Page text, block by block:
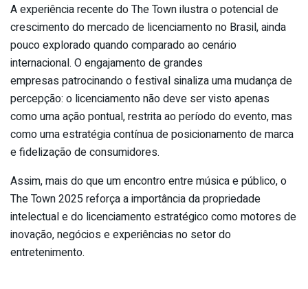
A experiência recente do The Town ilustra o potencial de
crescimento do mercado de licenciamento no Brasil, ainda
pouco explorado quando comparado ao cenário
internacional. O engajamento de grandes
empresas patrocinando o festival sinaliza uma mudança de
percepção: o licenciamento não deve ser visto apenas
como uma ação pontual, restrita ao período do evento, mas
como uma estratégia contínua de posicionamento de marca
e fidelização de consumidores.
Assim, mais do que um encontro entre música e público, o
The Town 2025 reforça a importância da propriedade
intelectual e do licenciamento estratégico como motores de
inovação, negócios e experiências no setor do
entretenimento.